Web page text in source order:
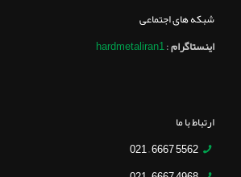
شبکه های اجتماعی
اینستاگرام:
hardmetaliran1
ارتباط با ما
5562 6667 – 021